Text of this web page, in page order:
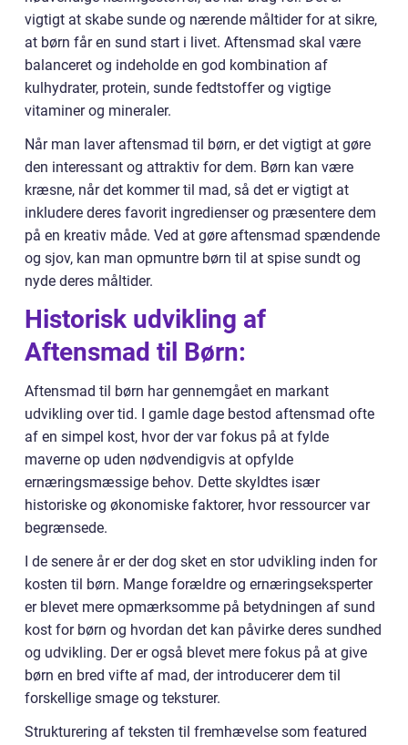
vigtigt at skabe sunde og nærende måltider for at sikre,
at børn får en sund start i livet. Aftensmad skal være
balanceret og indeholde en god kombination af
kulhydrater, protein, sunde fedtstoffer og vigtige
vitaminer og mineraler.
Når man laver aftensmad til børn, er det vigtigt at gøre
den interessant og attraktiv for dem. Børn kan være
kræsne, når det kommer til mad, så det er vigtigt at
inkludere deres favorit ingredienser og præsentere dem
på en kreativ måde. Ved at gøre aftensmad spændende
og sjov, kan man opmuntre børn til at spise sundt og
nyde deres måltider.
Historisk udvikling af
Aftensmad til Børn:
Aftensmad til børn har gennemgået en markant
udvikling over tid. I gamle dage bestod aftensmad ofte
af en simpel kost, hvor der var fokus på at fylde
maverne op uden nødvendigvis at opfylde
ernæringsmæssige behov. Dette skyldtes især
historiske og økonomiske faktorer, hvor ressourcer var
begrænsede.
I de senere år er der dog sket en stor udvikling inden for
kosten til børn. Mange forældre og ernæringseksperter
er blevet mere opmærksomme på betydningen af sund
kost for børn og hvordan det kan påvirke deres sundhed
og udvikling. Der er også blevet mere fokus på at give
børn en bred vifte af mad, der introducerer dem til
forskellige smage og teksturer.
Strukturering af teksten til fremhævelse som featured